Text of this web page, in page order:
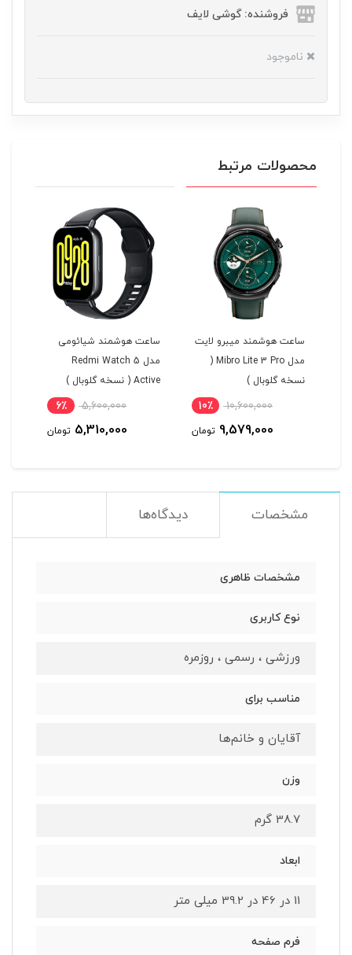
فروشنده: گوشی لایف
ناموجود
محصولات مرتبط
ساعت هوشمند میبرو لایت
مدل Mibro Lite 3 Pro (
نسخه گلوبال )
10,600,000 10٪
9,579,000 تومان
ساعت هوشمند شیائومی
مدل Redmi Watch 5
Active ( نسخه گلوبال )
5,600,000 6٪
5,310,000 تومان
مشخصات دیدگاه‌ها
مشخصات ظاهری
نوع کاربری
ورزشی ، رسمی ، روزمره
مناسب برای
آقایان و خانم‌ها
وزن
38.7 گرم
ابعاد
11 در 46 در 39.2 میلی متر
فرم صفحه